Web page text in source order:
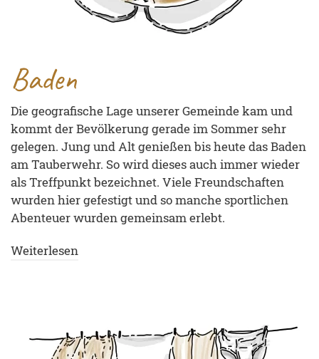
Baden
Die geografische Lage unserer Gemeinde kam und
kommt der Bevölkerung gerade im Sommer sehr
gelegen. Jung und Alt genießen bis heute das Baden
am Tauberwehr. So wird dieses auch immer wieder
als Treffpunkt bezeichnet. Viele Freundschaften
wurden hier gefestigt und so manche sportlichen
Abenteuer wurden gemeinsam erlebt.
Weiterlesen